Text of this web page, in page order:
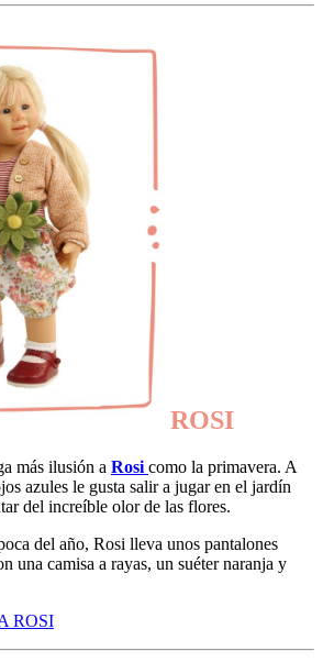
ROSI
más ilusión a Rosi como la primavera. A
azules le gusta salir a jugar en el jardín
del increíble olor de las flores.
del año, Rosi lleva unos pantalones
una camisa a rayas, un suéter naranja y
ROSI